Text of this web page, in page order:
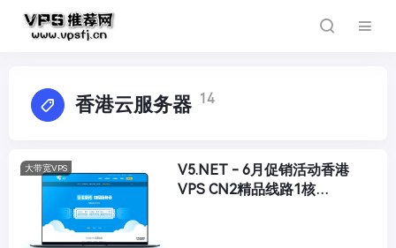
香港云服务器 14
大带宽VPS
V5.NET - 6月促销活动香港
VPS CN2精品线路1核